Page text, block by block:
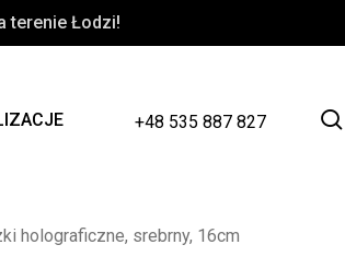
terenie Łodzi!
+48 535 887 827
holograficzne, srebrny, 16cm